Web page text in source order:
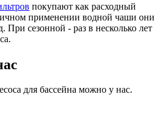
покупают как расходный
применении водной чаши они
При сезонной - раз в несколько лет
для бассейна можно у нас.